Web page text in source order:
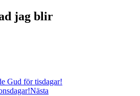
jag blir
Gud för tisdagar!
Nästa